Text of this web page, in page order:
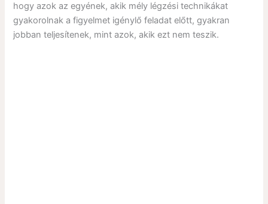
hogy azok az egyének, akik mély légzési technikákat
gyakorolnak a figyelmet igénylő feladat előtt, gyakran
jobban teljesítenek, mint azok, akik ezt nem teszik.